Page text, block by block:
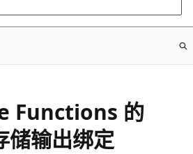
Functions 的
输出绑定